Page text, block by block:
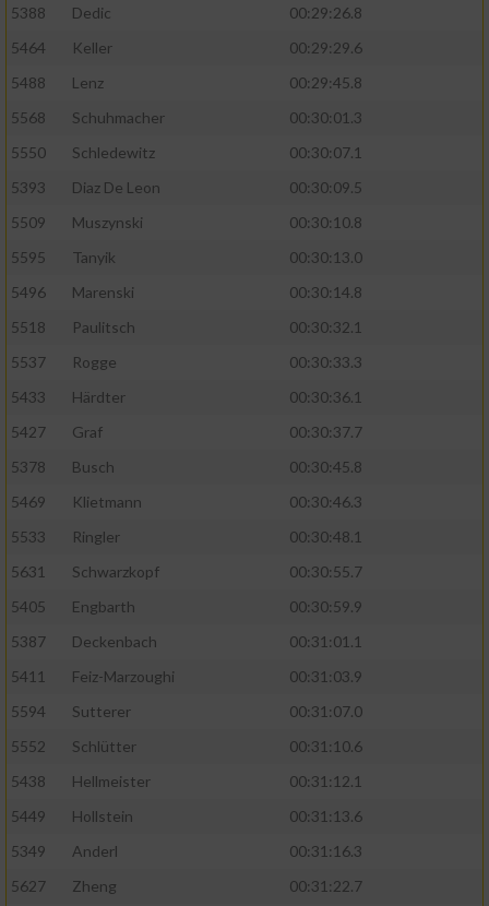
5388 Dedic
00:29:26.8
5464
Keller
00:29:29.6
5488
Lenz
00:29:45.8
5568
Schuhmacher
00:30:01.3
5550
Schledewitz
00:30:07.1
5393
Diaz De Leon
00:30:09.5
5509
Muszynski
00:30:10.8
5595
Tanyik
00:30:13.0
5496
Marenski
00:30:14.8
5518
Paulitsch
00:30:32.1
5537
Rogge
00:30:33.3
5433
Härdter
00:30:36.1
5427
Graf
00:30:37.7
5378
Busch
00:30:45.8
5469
Klietmann
00:30:46.3
5533
Ringler
00:30:48.1
5631
Schwarzkopf
00:30:55.7
5405
Engbarth
00:30:59.9
5387
Deckenbach
00:31:01.1
5411
Feiz-Marzoughi
00:31:03.9
5594
Sutterer
00:31:07.0
5552
Schlütter
00:31:10.6
5438
Hellmeister
00:31:12.1
5449
Hollstein
00:31:13.6
5349
Anderl
00:31:16.3
5627
Zheng
00:31:22.7